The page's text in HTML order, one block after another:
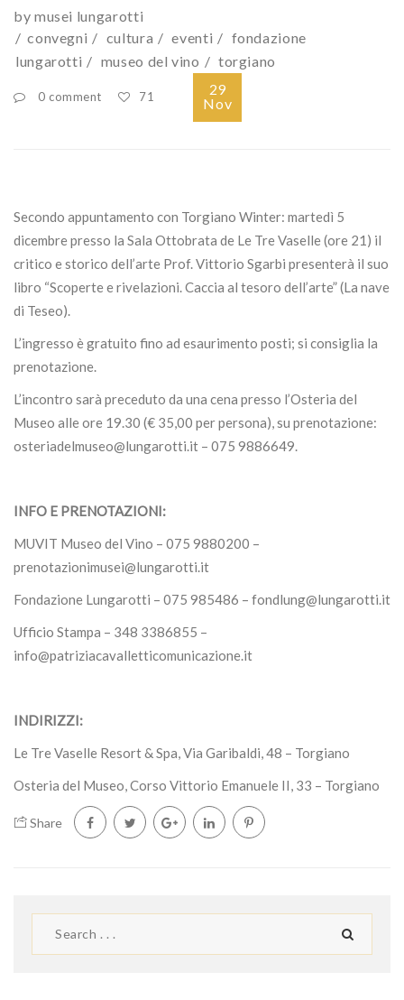
by musei lungarotti
convegni
cultura eventi
fondazione
lungarotti
museo del vino torgiano
0 comment 71
29
Nov
Secondo appuntamento con Torgiano Winter: martedì 5
dicembre presso la Sala Ottobrata de Le Tre Vaselle (ore 21) il
critico e storico dell’arte Prof. Vittorio Sgarbi presenterà il suo
libro “Scoperte e rivelazioni. Caccia al tesoro dell’arte” (La nave
di Teseo).
L’ingresso è gratuito fino ad esaurimento posti; si consiglia la
prenotazione.
L’incontro sarà preceduto da una cena presso l’Osteria del
Museo alle ore 19.30 (€ 35,00 per persona), su prenotazione:
osteriadelmuseo@lungarotti.it – 075 9886649.
INFO E PRENOTAZIONI:
MUVIT Museo del Vino – 075 9880200 –
prenotazionimusei@lungarotti.it
Fondazione Lungarotti – 075 985486 – fondlung@lungarotti.it
Ufficio Stampa – 348 3386855 –
info@patriziacavalletticomunicazione.it
INDIRIZZI:
Le Tre Vaselle Resort & Spa, Via Garibaldi, 48 – Torgiano
Osteria del Museo, Corso Vittorio Emanuele II, 33 – Torgiano
Share